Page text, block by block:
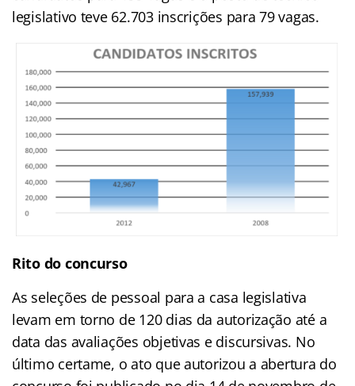
legislativo teve 62.703 inscrições para 79 vagas.
Rito do concurso
As seleções de pessoal para a casa legislativa
levam em torno de 120 dias da autorização até a
data das avaliações objetivas e discursivas. No
último certame, o ato que autorizou a abertura do